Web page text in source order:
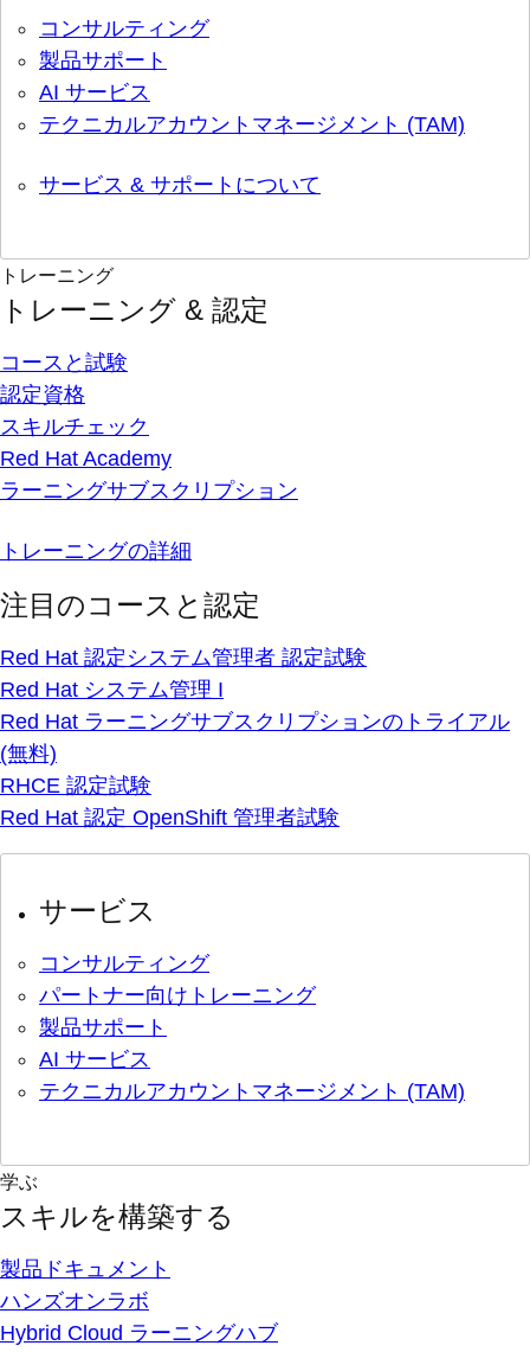
コンサルティング
製品サポート
AI サービス
テクニカルアカウントマネージメント (TAM)
サービス & サポートについて
トレーニング
トレーニング & 認定
コースと試験
認定資格
スキルチェック
Red Hat Academy
ラーニングサブスクリプション
トレーニングの詳細
注目のコースと認定
Red Hat 認定システム管理者 認定試験
Red Hat システム管理 I
Red Hat ラーニングサブスクリプションのトライアル
(無料)
RHCE 認定試験
Red Hat 認定 OpenShift 管理者試験
サービス
コンサルティング
パートナー向けトレーニング
製品サポート
AI サービス
テクニカルアカウントマネージメント (TAM)
学ぶ
スキルを構築する
製品ドキュメント
ハンズオンラボ
Hybrid Cloud ラーニングハブ